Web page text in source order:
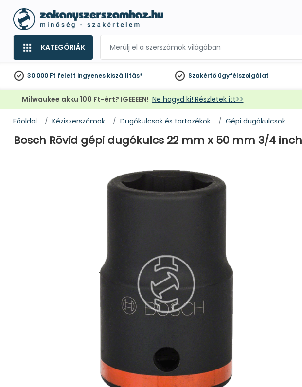
KATEGÓRIÁK
30 000 Ft felett ingyenes kiszállítás* Szakértő ügyfélszolgálat
Milwaukee akku 100 Ft-ért? IGEEEEN! Ne hagyd ki! Részletek itt>>
Főoldal Kéziszerszámok Dugókulcsok és tartozékok Gépi dugókulcsok
Bosch Rövid gépi dugókulcs 22 mm x 50 mm 3/4 inch